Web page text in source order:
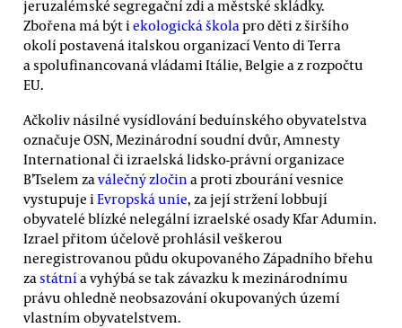
jeruzalémské segregační zdi a městské skládky.
Zbořena má být iekologická školapro děti z širšího
okolí postavená italskou organizací Vento di Terra
a spolufinancovaná vládami Itálie, Belgie a z rozpočtu
EU.
Ačkoliv násilné vysídlování beduínského obyvatelstva
označuje OSN, Mezinárodní soudní dvůr, Amnesty
International či izraelská lidsko-právní organizace
B’Tselem zaválečný zločin a proti zbourání vesnice
vystupuje iEvropská unie, za její stržení lobbují
obyvatelé blízké nelegální izraelské osady Kfar Adumin.
Izrael přitom účelově prohlásil veškerou
neregistrovanou půdu okupovaného Západního břehu
zastátnía vyhýbá se tak závazku k mezinárodnímu
právu ohledně neobsazování okupovaných území
vlastním obyvatelstvem.